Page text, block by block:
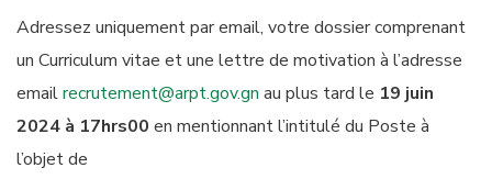
Adressez uniquement par email, votre dossier comprenant
un Curriculum vitae et une lettre de motivation à l’adresse
emailrecrutement@arpt.gov.gn au plus tard le 19 juin
2024 à 17hrs00 en mentionnant l’intitulé du Poste à
l’objet de